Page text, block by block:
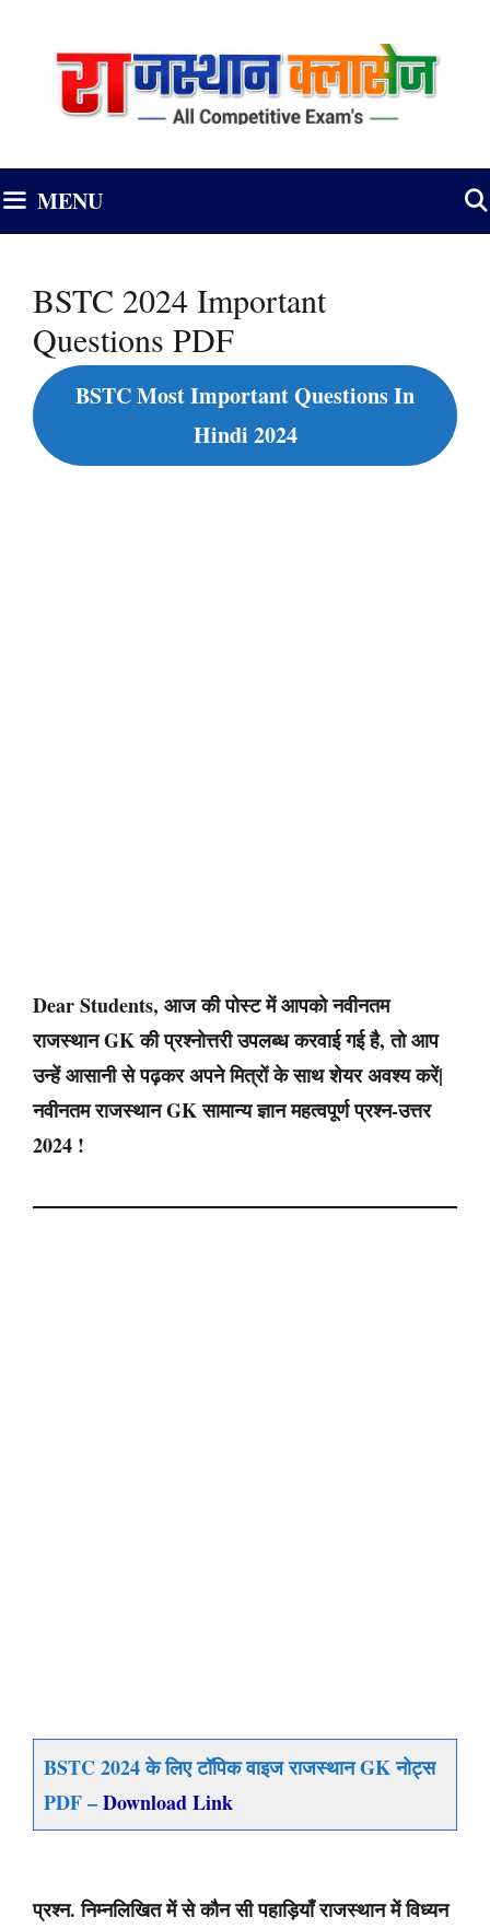
MENU
BSTC 2024 Important
Questions PDF
BSTC Most Important Questions In
Hindi 2024
Dear Students, आज की पोस्ट में आपको नवीनतम
राजस्थान GK की प्रश्नोत्तरी उपलब्ध करवाई गई है, तो आप
उन्हें आसानी से पढ़कर अपने मित्रों के साथ शेयर अवश्य करें|
नवीनतम राजस्थान GK सामान्य ज्ञान महत्वपूर्ण प्रश्न-उत्तर
2024 !
BSTC 2024 के लिए टॉपिक वाइज राजस्थान GK नोट्स
PDF –Download Link
प्रश्न. निम्नलिखित में से कौन सी पहाड़ियाँ राजस्थान में विध्यन